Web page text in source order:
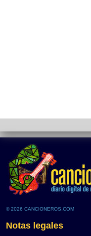
© 2026 CANCIONEROS.COM
Notas legales